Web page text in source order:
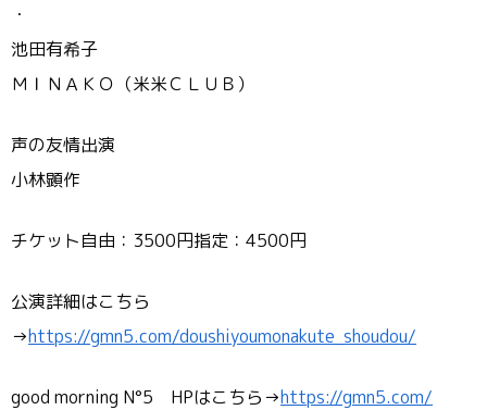
・
池田有希子
ＭＩＮＡＫＯ（米米ＣＬＵＢ）
声の友情出演
小林顕作
チケット自由：3500円指定：4500円
公演詳細はこちら
→https://gmn5.com/doushiyoumonakute_shoudou/
good morning N°5 HPはこちら→https://gmn5.com/